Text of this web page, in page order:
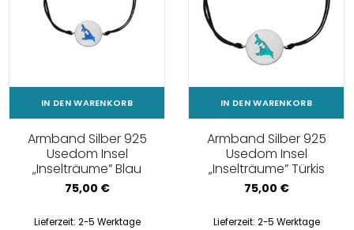
IN DEN WARENKORB
Armband Silber 925
Usedom Insel
„Inselträume” Blau
75,00 €
Lieferzeit: 2-5 Werktage
IN DEN WARENKORB
Armband Silber 925
Usedom Insel
„Inselträume” Türkis
75,00 €
Lieferzeit: 2-5 Werktage